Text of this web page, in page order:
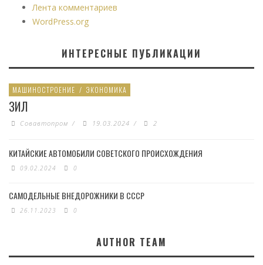
Лента комментариев
WordPress.org
ИНТЕРЕСНЫЕ ПУБЛИКАЦИИ
МАШИНОСТРОЕНИЕ / ЭКОНОМИКА
ЗИЛ
Совавтопром / 19.03.2024 / 2
КИТАЙСКИЕ АВТОМОБИЛИ СОВЕТСКОГО ПРОИСХОЖДЕНИЯ
09.02.2024 0
САМОДЕЛЬНЫЕ ВНЕДОРОЖНИКИ В СССР
26.11.2023 0
AUTHOR TEAM